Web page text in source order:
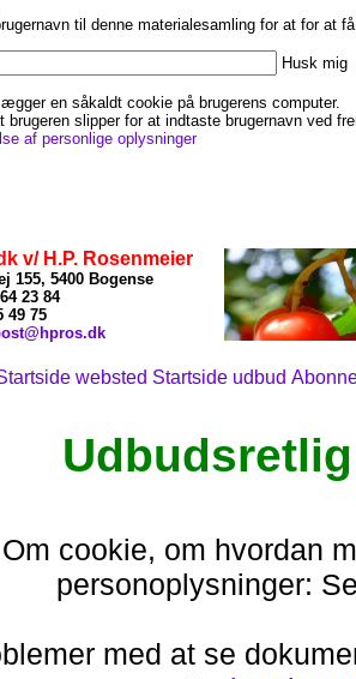
til denne materialesamling for at for at
Husk mig
en såkaldt cookie på brugerens computer.
brugeren slipper for at indtaste brugernavn ved
af personlige oplysninger
v/ H.P. Rosenmeier
155, 5400 Bogense
23 84
49 75
websted Startside udbud
Om cookie, om hvordan
personoplysninger:
med at se